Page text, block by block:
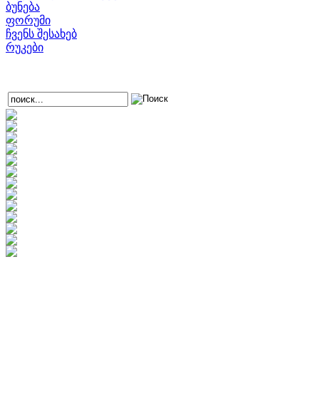
ბუნება
ფორუმი
ჩვენს შესახებ
რუკები